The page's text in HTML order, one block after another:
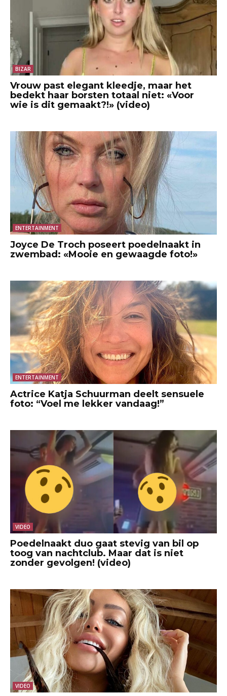
BIZAR
Vrouw past elegant kleedje, maar het
bedekt haar borsten totaal niet: «Voor
wie is dit gemaakt?!» (video)
ENTERTAINMENT
Joyce De Troch poseert poedelnaakt in
zwembad: «Mooie en gewaagde foto!»
ENTERTAINMENT
Actrice Katja Schuurman deelt sensuele
foto: “Voel me lekker vandaag!”
VIDEO
Poedelnaakt duo gaat stevig van bil op
toog van nachtclub. Maar dat is niet
zonder gevolgen! (video)
VIDEO